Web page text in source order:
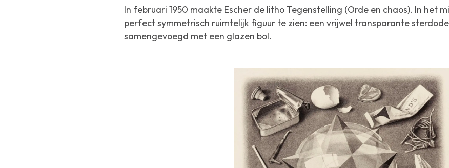
In februari 1950 maakte Escher de litho Tegenstelling (Orde en chaos). In het
perfect symmetrisch ruimtelijk figuur te zien: een vrijwel transparante
samengevoegd met een glazen bol.